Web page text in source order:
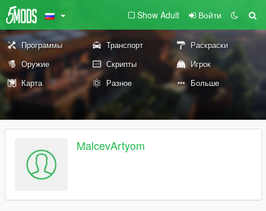
Show Adult Войти
Программы Транспорт
Раскраски
Оружие
Скрипты
Игрок
Карта
Разное Больше
MalcevArtyom